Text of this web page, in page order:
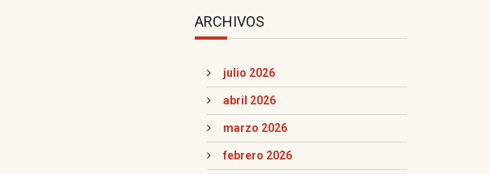
ARCHIVOS
julio 2026
abril 2026
marzo 2026
febrero 2026